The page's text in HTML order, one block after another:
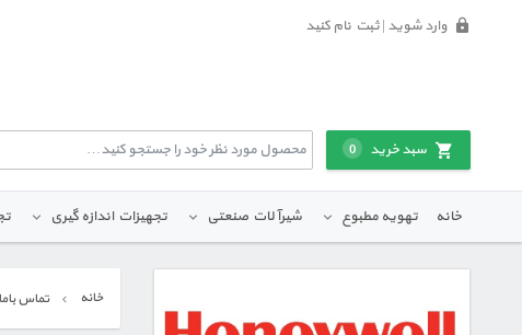
وارد شوید | ثبت نام کنید
سبد خرید 0
خانه تهویه مطبوع شیرآلات صنعتی تجهیزات اندازه گیری
خانه تماس باما